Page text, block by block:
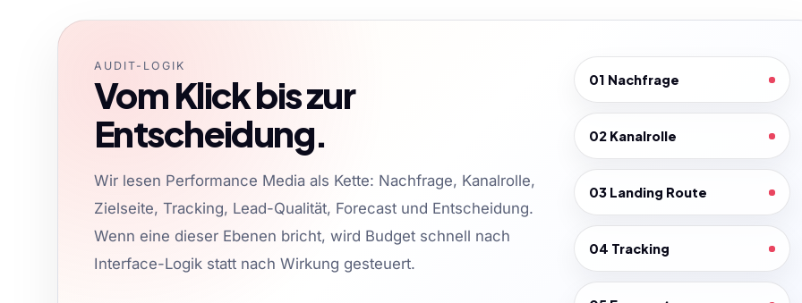
AUDIT-LOGIK
Vom Klick bis zur
Entscheidung.
Wir lesen Performance Media als Kette: Nachfrage, Kanalrolle,
Zielseite, Tracking, Lead-Qualität, Forecast und Entscheidung.
Wenn eine dieser Ebenen bricht, wird Budget schnell nach
Interface-Logik statt nach Wirkung gesteuert.
01 Nachfrage
02 Kanalrolle
03 Landing Route
04 Tracking